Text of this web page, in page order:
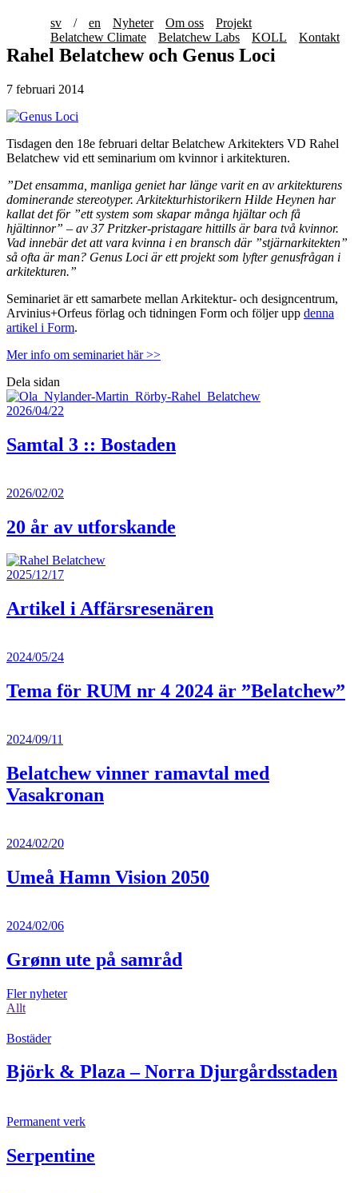
sv / en Nyheter Om oss
Projekt
Belatchew Climate
Belatchew Labs KOLL Kontakt
Rahel Belatchew och Genus Loci
7 februari 2014
Tisdagen den 18e februari deltar Belatchew Arkitekters VD Rahel
Belatchew vid ett seminarium om kvinnor i arkitekturen.
”Det ensamma, manliga geniet har länge varit en av arkitekturens
dominerande stereotyper. Arkitekturhistorikern Hilde Heynen har
kallat det för ”ett system som skapar många hjältar och få
hjältinnor” – av 37 Pritzker-pristagare hittills är bara två kvinnor.
Vad innebär det att vara kvinna i en bransch där ”stjärnarkitekten”
så ofta är man? Genus Loci är ett projekt som lyfter genusfrågan i
arkitekturen.”
Seminariet är ett samarbete mellan Arkitektur- och designcentrum,
Arvinius+Orfeus förlag och tidningen Form och följer upp denna
artikel i Form.
Mer info om seminariet här >>
Dela sidan
2026/04/22
Samtal 3 :: Bostaden
2026/02/02
20 år av utforskande
2025/12/17
Artikel i Affärsresenären
2024/05/24
Tema för RUM nr 4 2024 är ”Belatchew”
2024/09/11
Belatchew vinner ramavtal med
Vasakronan
2024/02/20
Umeå Hamn Vision 2050
2024/02/06
Grønn ute på samråd
Fler nyheter
Allt
Bostäder
Björk & Plaza – Norra Djurgårdsstaden
Permanent verk
Serpentine